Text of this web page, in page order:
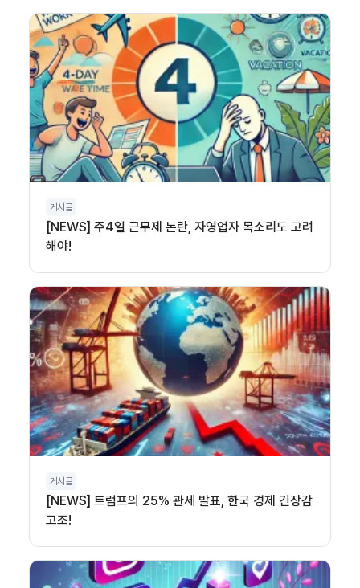
게시글
[NEWS] 주4일 근무제 논란, 자영업자 목소리도 고려
해야!
게시글
[NEWS] 트럼프의 25% 관세 발표, 한국 경제 긴장감
고조!